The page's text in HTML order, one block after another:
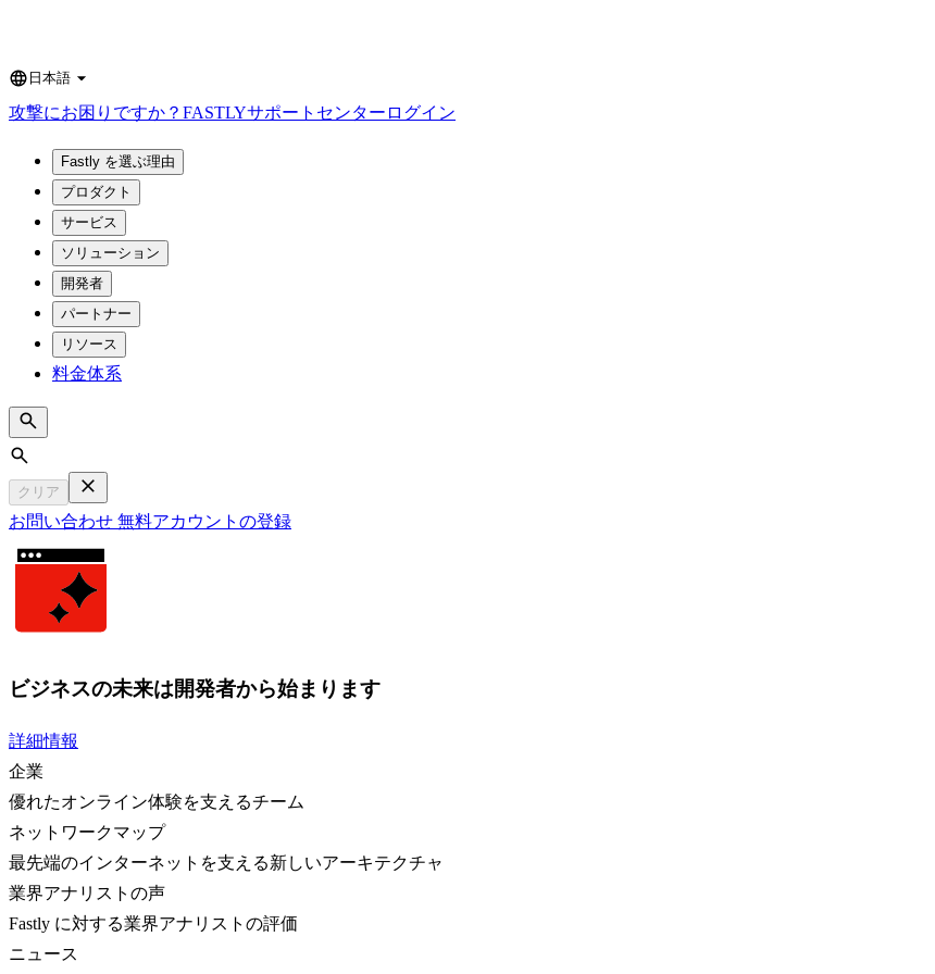
Language
日本語
攻撃にお困りですか？ FASTLYサポートセンター ログイン
Fastly を選ぶ理由
プロダクト
サービス
ソリューション
開発者
パートナー
リソース
料金体系
Search
クリア
お問い合わせ 無料アカウントの登録
ビジネスの未来は開発者から始まります
詳細情報
企業
優れたオンライン体験を支えるチーム
ネットワークマップ
最先端のインターネットを支える新しいアーキテクチャ
業界アナリストの声
Fastly に対する業界アナリストの評価
ニュース